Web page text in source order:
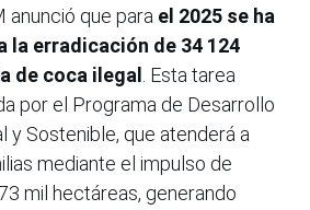
anunció que para el 2025 se ha
la erradicación de 34 124
de coca ilegal . Esta tarea
por el Programa de Desarrollo
y Sostenible, que atenderá a
mediante el impulso de
mil hectáreas, generando